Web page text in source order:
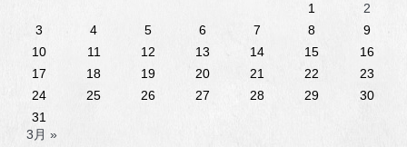
1
2
3
4 5 6 7 8
9
10
11 12 13 14 15
16
17
18 19 20 21 22
23
24
25 26 27 28 29
30
31
3月 »